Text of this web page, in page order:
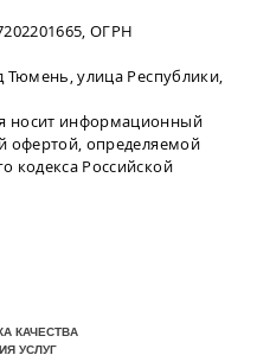
ОГРН
Тюмень, улица Республики,
носит информационный
офертой, определяемой
кодекса Российской